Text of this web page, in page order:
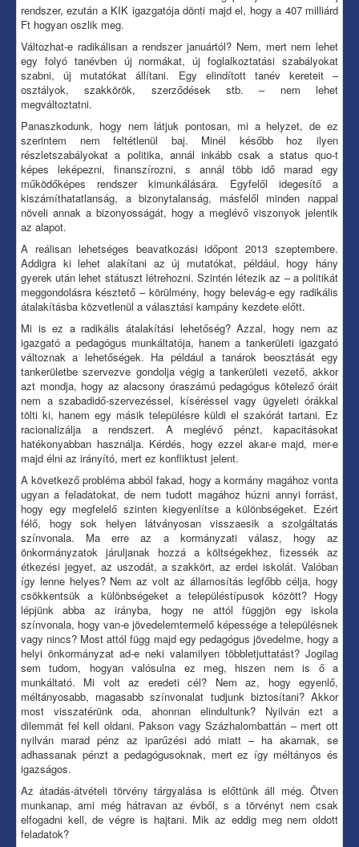
rendszer, ezután a KIK igazgatója dönti majd el, hogy a 407 milliárd
Ft hogyan oszlik meg.
Változhat-e radikálisan a rendszer januártól? Nem, mert nem lehet
egy folyó tanévben új normákat, új foglalkoztatási szabályokat
szabni, új mutatókat állítani. Egy elindított tanév kereteit –
osztályok, szakkörök, szerződések stb. – nem lehet
megváltoztatni.
Panaszkodunk, hogy nem látjuk pontosan, mi a helyzet, de ez
szerintem nem feltétlenül baj. Minél később hoz ilyen
részletszabályokat a politika, annál inkább csak a status quo-t
képes leképezni, finanszírozni, s annál több idő marad egy
működőképes rendszer kimunkálására. Egyfelől idegesítő a
kiszámíthatatlanság, a bizonytalanság, másfelől minden nappal
növeli annak a bizonyosságát, hogy a meglévő viszonyok jelentik
az alapot.
A reálisan lehetséges beavatkozási időpont 2013 szeptembere.
Addigra ki lehet alakítani az új mutatókat, például, hogy hány
gyerek után lehet státuszt létrehozni. Szintén létezik az – a politikát
meggondolásra késztető – körülmény, hogy belevág-e egy radikális
átalakításba közvetlenül a választási kampány kezdete előtt.
Mi is ez a radikális átalakítási lehetőség? Azzal, hogy nem az
igazgató a pedagógus munkáltatója, hanem a tankerületi igazgató
változnak a lehetőségek. Ha például a tanárok beosztását egy
tankerületbe szervezve gondolja végig a tankerületi vezető, akkor
azt mondja, hogy az alacsony óraszámú pedagógus kötelező óráit
nem a szabadidő-szervezéssel, kíséréssel vagy ügyeleti órákkal
tölti ki, hanem egy másik településre küldi el szakórát tartani. Ez
racionalizálja a rendszert. A meglévő pénzt, kapacitásokat
hatékonyabban használja. Kérdés, hogy ezzel akar-e majd, mer-e
majd élni az irányító, mert ez konfliktust jelent.
A következő probléma abból fakad, hogy a kormány magához vonta
ugyan a feladatokat, de nem tudott magához húzni annyi forrást,
hogy egy megfelelő szinten kiegyenlítse a különbségeket. Ezért
félő, hogy sok helyen látványosan visszaesik a szolgáltatás
színvonala. Ma erre az a kormányzati válasz, hogy az
önkormányzatok járuljanak hozzá a költségekhez, fizessék az
étkezési jegyet, az uszodát, a szakkört, az erdei iskolát. Valóban
így lenne helyes? Nem az volt az államosítás legfőbb célja, hogy
csökkentsük a különbségeket a településtípusok között? Hogy
lépjünk abba az irányba, hogy ne attól függjön egy iskola
színvonala, hogy van-e jövedelemtermelő képessége a településnek
vagy nincs? Most attól függ majd egy pedagógus jövedelme, hogy a
helyi önkormányzat ad-e neki valamilyen többletjuttatást? Jogilag
sem tudom, hogyan valósulna ez meg, hiszen nem is ő a
munkáltató. Mi volt az eredeti cél? Nem az, hogy egyenlő,
méltányosabb, magasabb színvonalat tudjunk biztosítani? Akkor
most visszatérünk oda, ahonnan elindultunk? Nyilván ezt a
dilemmát fel kell oldani. Pakson vagy Százhalombattán – mert ott
nyilván marad pénz az iparűzési adó miatt – ha akarnak, se
adhassanak pénzt a pedagógusoknak, mert ez így méltányos és
igazságos.
Az átadás-átvételi törvény tárgyalása is előttünk áll még. Ötven
munkanap, ami még hátravan az évből, s a törvényt nem csak
elfogadni kell, de végre is hajtani. Mik az eddig meg nem oldott
feladatok?